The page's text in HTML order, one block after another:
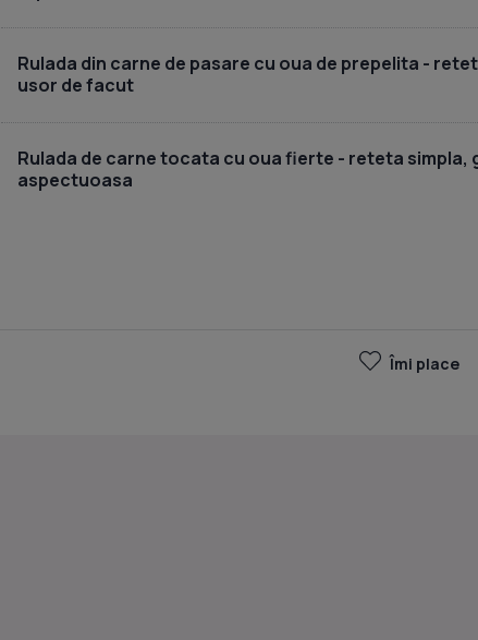
Rulada din carne de pasare cu oua de prepelita -
usor de facut
Rulada de carne tocata cu oua fierte - reteta simpla,
aspectuoasa
Îmi place